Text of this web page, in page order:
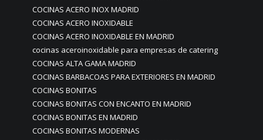
COCINAS ACERO INOX MADRID
COCINAS ACERO INOXIDABLE
COCINAS ACERO INOXIDABLE EN MADRID
cocinas aceroinoxidable para empresas de catering
COCINAS ALTA GAMA MADRID
COCINAS BARBACOAS PARA EXTERIORES EN MADRID
COCINAS BONITAS
COCINAS BONITAS CON ENCANTO EN MADRID
COCINAS BONITAS EN MADRID
COCINAS BONITAS MODERNAS